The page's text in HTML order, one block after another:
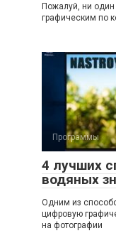
Пожалуй, ни один
графическим по
Программы
4 лучших
водяных
Одним из
цифровую
на фотографии